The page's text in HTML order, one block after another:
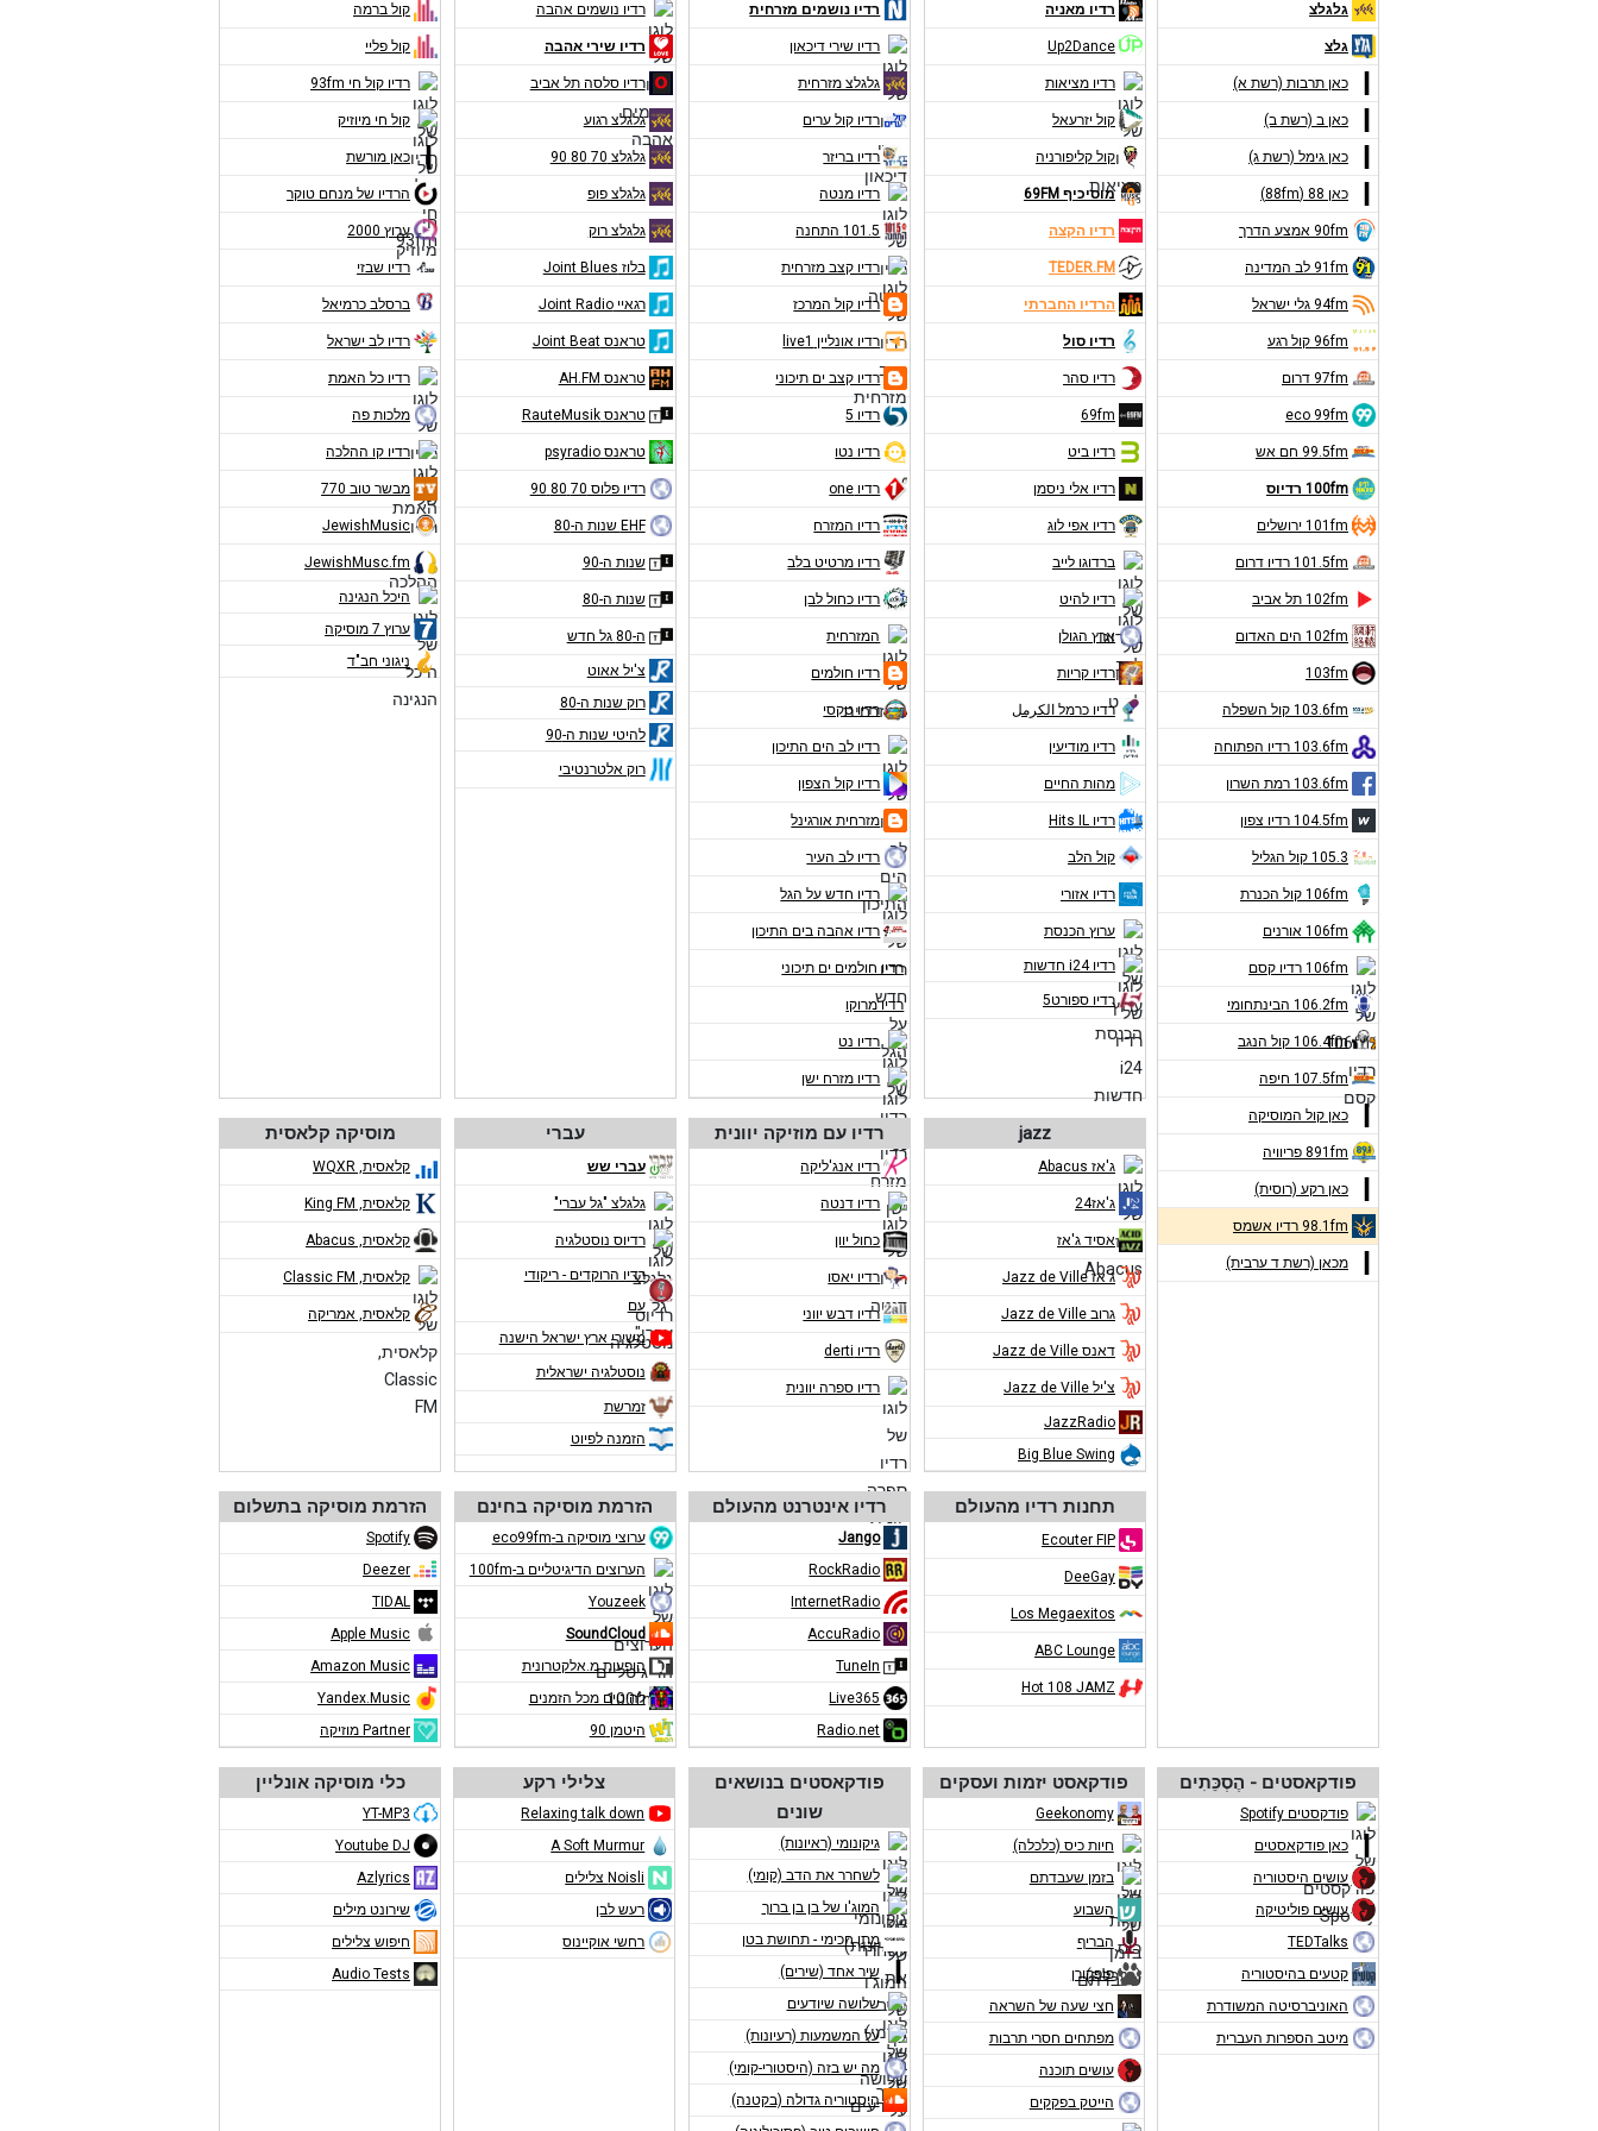
גלגלצ
גלצ
כאן תרבות (רשת א)
כאן ב (רשת ב)
כאן גימל (רשת ג)
כאן 88 (88fm)
90fm אמצע הדרך
91fm לב המדינה
94fm גלי ישראל
96fm קול רגע
97fm דרום
eco 99fm
99.5fm חם אש
100fm רדיוס
101fm ירושלים
101.5fm רדיו דרום
102fm תל אביב
102fm הים האדום
103fm
103.6fm קול השפלה
103.6fm רדיו הפתוחה
103.6fm רמת השרון
104.5fm רדיו צפון
105.3 קול הגליל
106fm קול הכנרת
106fm אורנים
106fm רדיו קסם
106.2fm הבינתחומי
106.4fm קול הנגב
107.5fm חיפה
כאן קול המוסיקה
891fm פריוויה
כאן רקע (רוסית)
98.1fm רדיו אשמס
מכאן (רשת ד ערבית)
רדיו מאניה
Up2Dance
רדיו מציאות
קול יזרעאל
קול קליפורניה
מוסיכיף 69FM
רדיו הקצה
TEDER.FM
הרדיו החברתי
רדיו סול
רדיו סהר
69fm
רדיו ביט
רדיו אלי ניסמן
רדיו אפי לוג
ברדוגו לייב
רדיו להיט
ארץ הגולן
רדיו קריות
רדיו כרמל الكرمل
רדיו מודיעין
מהות החיים
רדיו Hits IL
קול הלב
רדיו אזורי
ערוץ הכנסת
רדיו i24 חדשות
רדיו ספורט5
רדיו נושמים מזרחית
רדיו שירי דיכאון
גלגלצ מזרחית
רדיו קול ערים
רדיו בריזר
רדיו מנטה
101.5 התחנה
רדיו קצב מזרחית
רדיו קול המרכז
רדיו אונליין live1
רדיו קצב ים תיכוני
רדיו 5
רדיו נטו
רדיו one
רדיו המזרח
רדיו מרטיט בלב
רדיו כחול לבן
המזרחית
רדיו חולמים
רדיו טקסי
רדיו לב הים התיכון
רדיו קול הצפון
מזרחית אורגינל
רדיו לב העיר
רדיו חדש על הגל
רדיו אהבה בים התיכון
רדיו חולמים ים תיכוני
רדיו מרוקו
רדיו נט
רדיו מזרח ישן
רדיו נושמים אהבה
רדיו שירי אהבה
רדיו סלסה תל אביב
גלגלצ רגוע
גלגלצ 70 80 90
גלגלצ פופ
גלגלצ רוק
בלוז Joint Blues
רגאיי Joint Radio
טראנס Joint Beat
טראנס AH.FM
טראנס RauteMusik
טראנס psyradio
רדיו פלוס 70 80 90
EHF שנות ה-80
שנות ה-90
שנות ה-80
ה-80 גל חדש
צ'יל אאוט
רוק שנות ה-80
להיטי שנות ה-90
רוק אלטרנטיבי
קול ברמה
קול פליי
רדיו קול חי 93fm
קול חי מיוזיק
כאן מורשת
הרדיו של מנחם טוקר
ערוץ 2000
רדיו שבזי
ברסלב כרמיאל
רדיו לב ישראל
רדיו כל האמת
מלכות פה
רדיו קו ההלכה
מבשר טוב 770
JewishMusic
JewishMusc.fm
היכל הנגינה
ערוץ 7 מוסיקה
ניגוני חב"ד
jazz
ג'אז Abacus
ג'אז24
אסיד ג'אז
ג'אז Jazz de Ville
גרוב Jazz de Ville
דאנס Jazz de Ville
צ'יל Jazz de Ville
JazzRadio
Big Blue Swing
רדיו עם מוזיקה יוונית
רדיו אנג'ליקה
רדיו דנטה
כחול יוון
רדיו יאסו
רדיו דבש יווני
רדיו derti
רדיו ספרה יוונית
עברי
עברי שש
גלגלצ "גל עברי"
רדיוס נוסטלגיה
רדיו הרוקדים - ריקודי
עם
משירי ארץ ישראל הישנה
נוסטלגיה ישראלית
זמרשת
הזמנה לפיוט
מוסיקה קלאסית
קלאסית, WQXR
קלאסית, King FM
קלאסית, Abacus
קלאסית, Classic FM
קלאסית, אמריקה
תחנות רדיו מהעולם
Ecouter FIP
DeeGay
Los Megaexitos
ABC Lounge
Hot 108 JAMZ
רדיו אינטרנט מהעולם
Jango
RockRadio
InternetRadio
AccuRadio
TuneIn
Live365
Radio.net
הזרמת מוסיקה בחינם
ערוצי מוסיקה ב-eco99fm
הערוצים הדיגיטליים ב-100fm
Youzeek
SoundCloud
הופעות מ.אלקטרונית
להיטים מכל הזמנים
היטמן 90
הזרמת מוסיקה בתשלום
Spotify
Deezer
TIDAL
Apple Music
Amazon Music
Yandex.Music
Partner מוזיקה
פודקאסטים - הֶסְכֵּתִים
פודקסטים Spotify
כאן פודקאסטים
עושים היסטוריה
עושים פוליטיקה
TEDTalks
קטעים בהיסטוריה
האוניברסיטה המשודרת
מיטב הספרות העברית
פודקאסט יזמות ועסקים
Geekonomy
חיות כיס (כלכלה)
בזמן שעבדתם
השבוע
הבריף
פופקורן
חצי שעה של השראה
מפתחים חסרי תרבות
עושים תוכנה
הייטק בפקקים
פודקאסטים בנושאים
שונים
גיקונומי (ראיונות)
לשחרר את הדב (קומי)
המוג'ו של בן בן ברוך
מתן חכימי - תחושת בטן
שיר אחד (שירים)
שלושה שיודעים
על המשמעות (רעיונות)
מה יש בזה (היסטורי-קומי)
היסטוריה גדולה (בקטנה)
צלילי רקע
Relaxing talk down
A Soft Murmur
Noisli צלילים
רעש לבן
רחשי אוקיינוס
כלי מוסיקה אונליין
YT-MP3
Youtube DJ
Azlyrics
שירונט מילים
חיפוש צלילים
Audio Tests